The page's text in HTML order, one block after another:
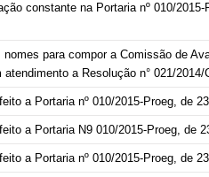
constante na Portaria nº 010/
nomes para compor a Comissão de
atendimento a Resolução n° 021/
a Portaria nº 010/2015-Proeg, de
a Portaria N9 010/2015-Proeg, de
a Portaria nº 010/2015-Proeg, de